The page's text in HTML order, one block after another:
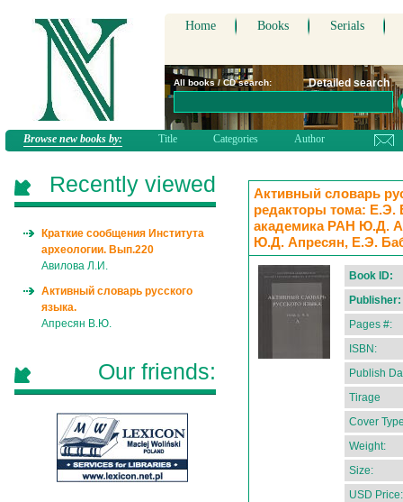
Home Books Serials
All books / CD search: Detailed search
Browse new books by: Title Categories Author
Активный словарь
редакторы тома: Е.Э.
академика РАН Ю.Д.
Ю.Д. Апресян, Е.Э.
Book ID:
Publisher:
Pages #:
ISBN:
Publish
Tirage
Cover
Weight:
Size:
USD Price:
Recently viewed
Краткие сообщения Института
археологии. Вып.220
Авилова Л.И.
Активный словарь русского
языка.
Апресян В.Ю.
Our friends: